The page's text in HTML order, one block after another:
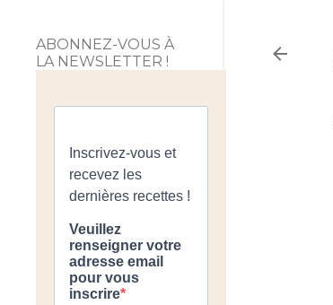
ABONNEZ-VOUS À
LA NEWSLETTER !